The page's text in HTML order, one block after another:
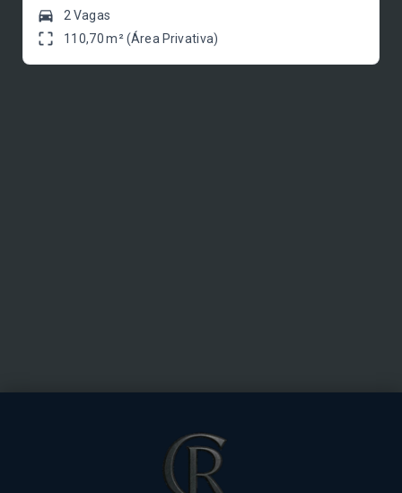
2 Vagas
110,70 m² (Área Privativa)